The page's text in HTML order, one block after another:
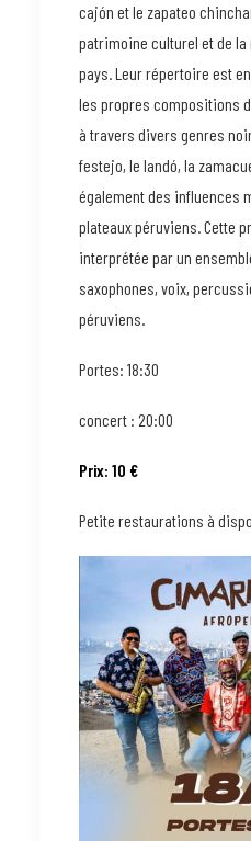
cajón et le zapateo
patrimoine culturel et de
pays. Leur répertoire est
les propres compositions
à travers divers genres
festejo, le landó, la
également des influences
plateaux péruviens. Cette
interprétée par un
saxophones, voix,
péruviens.
Portes: 18:30
concert : 20:00
Prix: 10 €
Petite restaurations à